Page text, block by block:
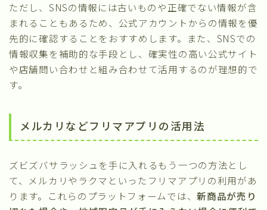
ただし、SNSの情報には古いものや正確でない情報が含
まれることもあるため、公式アカウントからの情報を優
先的に確認することをおすすめします。また、SNSでの
情報収集を補助的な手段とし、確実性の高い公式サイト
や店舗問い合わせと組み合わせて活用するのが理想的で
す。
メルカリなどフリマアプリの活用法
ズビズバサラッシュを手に入れるもう一つの方法とし
て、メルカリやラクマといったフリマアプリの利用があ
ります。これらのプラットフォームでは、新商品が売り